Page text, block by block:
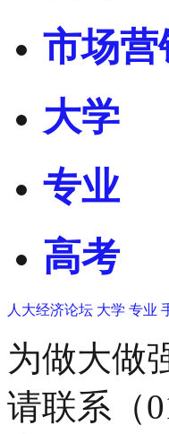
市场营
大学
专业
高考
人大经济论坛 大学 专业
为做大做
请联系（